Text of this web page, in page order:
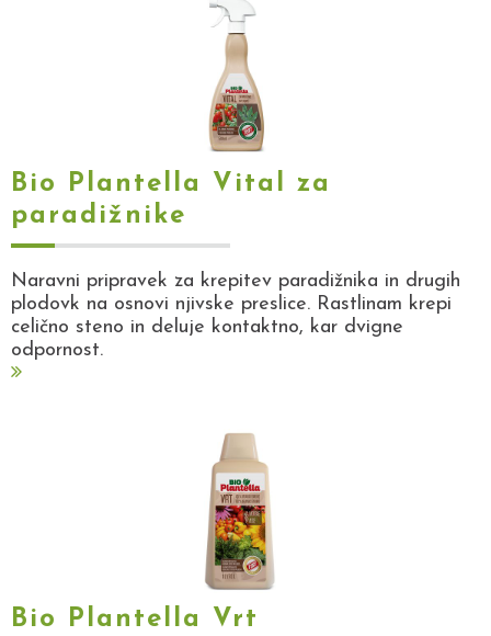
Bio Plantella Vital za
paradižnike
Naravni pripravek za krepitev paradižnika in drugih
plodovk na osnovi njivske preslice. Rastlinam krepi
celično steno in deluje kontaktno, kar dvigne
odpornost.
Bio Plantella Vrt